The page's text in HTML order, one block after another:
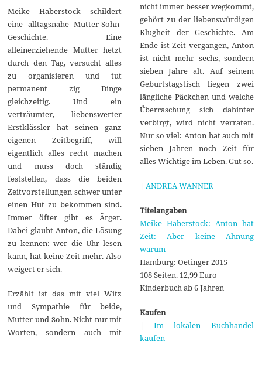
Meike Haberstock schildert
eine alltagsnahe Mutter-Sohn-
Geschichte. Eine
alleinerziehende Mutter hetzt
durch den Tag, versucht alles
zu organisieren und tut
permanent zig Dinge
gleichzeitig. Und ein
verträumter, liebenswerter
Erstklässler hat seinen ganz
eigenen Zeitbegriff, will
eigentlich alles recht machen
und muss doch ständig
feststellen, dass die beiden
Zeitvorstellungen schwer unter
einen Hut zu bekommen sind.
Immer öfter gibt es Ärger.
Dabei glaubt Anton, die Lösung
zu kennen: wer die Uhr lesen
kann, hat keine Zeit mehr. Also
weigert er sich.
Erzählt ist das mit viel Witz
und Sympathie für beide,
Mutter und Sohn. Nicht nur mit
Worten, sondern auch mit
nicht immer besser wegkommt,
gehört zu der liebenswürdigen
Klugheit der Geschichte. Am
Ende ist Zeit vergangen, Anton
ist nicht mehr sechs, sondern
sieben Jahre alt. Auf seinem
Geburtstagstisch liegen zwei
längliche Päckchen und welche
Überraschung sich dahinter
verbirgt, wird nicht verraten.
Nur so viel: Anton hat auch mit
sieben Jahren noch Zeit für
alles Wichtige im Leben. Gut so.
| ANDREA WANNER
Titelangaben
Meike Haberstock: Anton hat
Zeit: Aber keine Ahnung
warum
Hamburg: Oetinger 2015
108 Seiten. 12,99 Euro
Kinderbuch ab 6 Jahren
Kaufen
| Im lokalen Buchhandel
kaufen